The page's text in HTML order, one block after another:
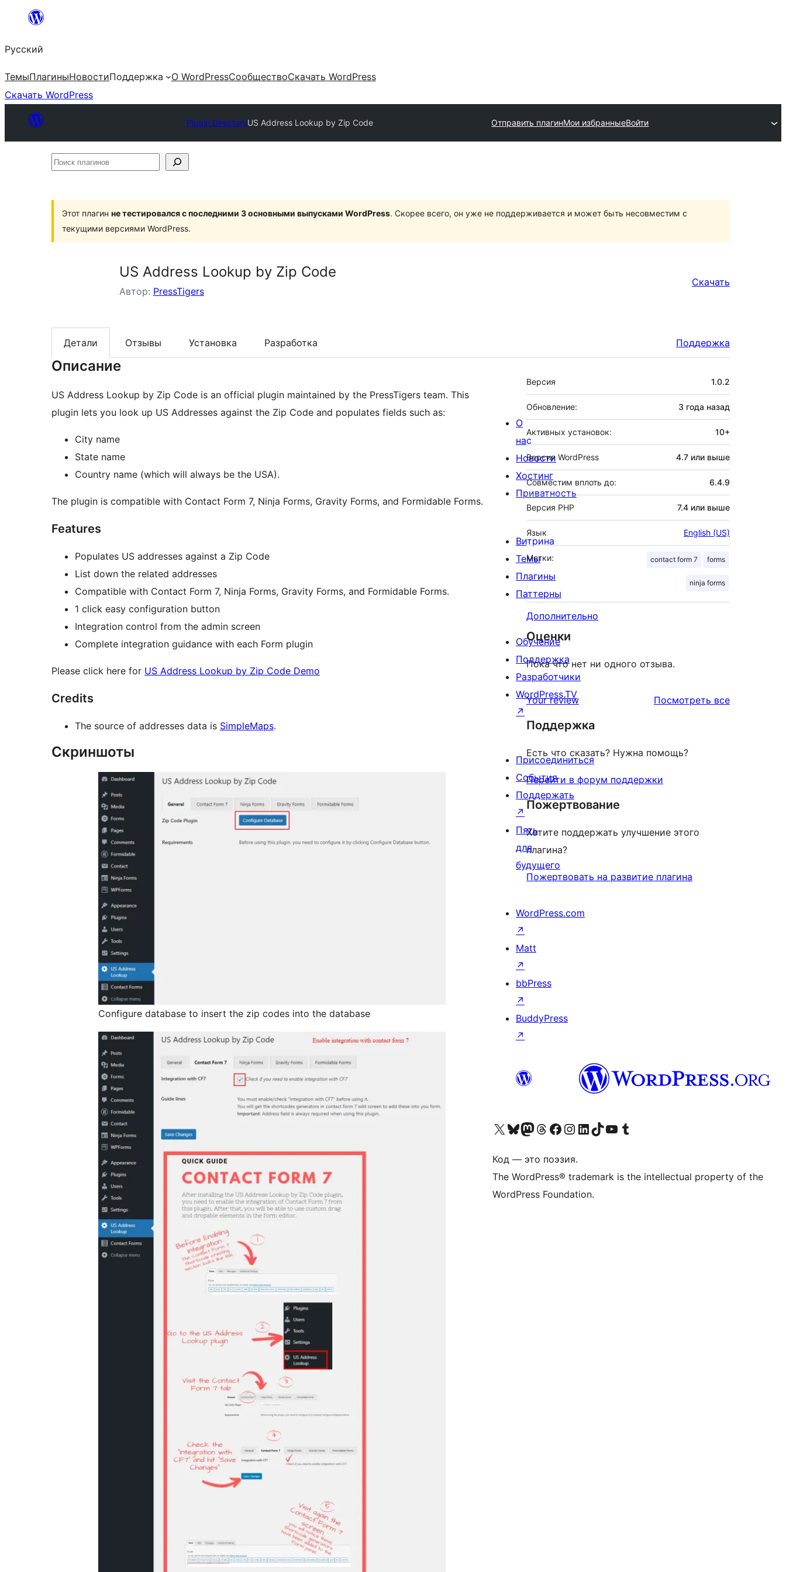
Перейти
содержимому
Русский
ТемыПлагиныНовостиПоддержка О WordPressСообществоСкачать WordPress
Скачать WordPress
Plugin DirectoryUS Address Lookup by Zip Code Отправить плагинМои избранныеВойти
Поиск
Этот плагин не тестировался с последними 3 основными выпусками WordPress. Скорее всего, он уже не поддерживается и может быть несовместим с
текущими версиями WordPress.
US Address Lookup by Zip Code
Автор: PressTigers
Скачать
Детали Отзывы Установка Разработка Поддержка
Описание
US Address Lookup by Zip Code is an official plugin maintained by the PressTigers team. This
plugin lets you look up US Addresses against the Zip Code and populates fields such as:
City name
State name
Country name (which will always be the USA).
The plugin is compatible with Contact Form 7, Ninja Forms, Gravity Forms, and Formidable Forms.
Features
Populates US addresses against a Zip Code
List down the related addresses
Compatible with Contact Form 7, Ninja Forms, Gravity Forms, and Formidable Forms.
1 click easy configuration button
Integration control from the admin screen
Complete integration guidance with each Form plugin
Please click here for US Address Lookup by Zip Code Demo
Credits
The source of addresses data is SimpleMaps.
Скриншоты
Configure database to insert the zip codes into the database
Мета
Версия 1.0.2
Обновление: 3 года назад
Активных установок: 10+
Версия WordPress 4.7 или выше
Совместим вплоть до: 6.4.9
Версия PHP 7.4 или выше
Язык English (US)
Метки: contact form 7 forms
ninja forms
Дополнительно
Оценки
Пока что нет ни одного отзыва.
Your review Посмотреть всеотзывы
Поддержка
Есть что сказать? Нужна помощь?
Перейти в форум поддержки
Пожертвование
Хотите поддержать улучшение этого
плагина?
Пожертвовать на развитие плагина
О
нас
Новости
Хостинг
Приватность
Витрина
Темы
Плагины
Паттерны
Обучение
Поддержка
Разработчики
WordPress.TV
↗
Присоединиться
События
Поддержать
↗
Пять
для
будущего
WordPress.com
↗
Matt
↗
bbPress
↗
BuddyPress
↗
Посетите нас в X (ранее Twitter)
Посетите нашу учётную запись в Bluesky
Посетите нашу ленту в Mastodon
Посетите нашу учётную запись в Threads
Посетите нашу страницу на Facebook
Посетите наш Instagram
Посетите нашу страницу в LinkedIn
Посетите нашу учётную запись в TikTok
Посетите наш канал YouTube
Посетите нашу учётную запись в Tumblr
Код — это поэзия.
The WordPress® trademark is the intellectual property of the
WordPress Foundation.